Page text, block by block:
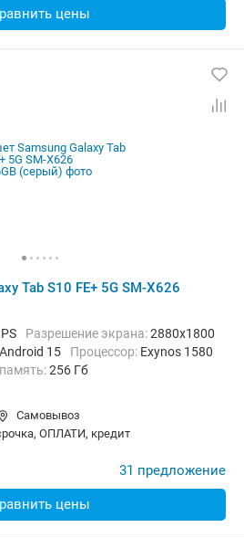
цены
Tab S10 FE+ 5G SM-X626
Разрешение экрана:2880x1800
Android 15 Процессор: Exynos 1580​
память:256 Гб
Самовывоз
ОПЛАТИ, кредит
31 предложение
цены